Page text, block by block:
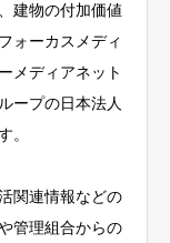
建物の付加価値
ォーカスメディ
メディアネット
ープの日本法人
。
関連情報などの
管理組合からの